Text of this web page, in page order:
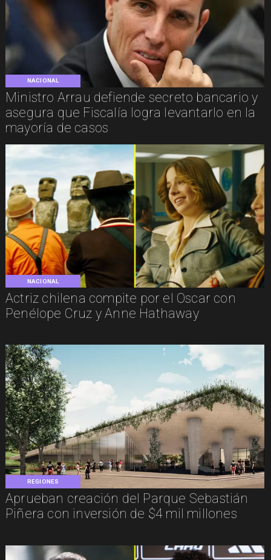
NACIONAL
Ministro Arrau defiende secreto bancario y
asegura que Fiscalía logra levantarlo en la
mayoría de casos
NACIONAL
Actriz chilena compite por el Oscar con
Penélope Cruz y Anne Hathaway
REGIONES
Aprueban creación del Parque Sebastián
Piñera con inversión de $4 mil millones